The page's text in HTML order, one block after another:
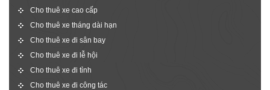
Cho thuê xe cao cấp
Cho thuê xe tháng dài hạn
Cho thuê xe đi sân bay
Cho thuê xe đi lễ hội
Cho thuê xe đi tỉnh
Cho thuê xe đi công tác